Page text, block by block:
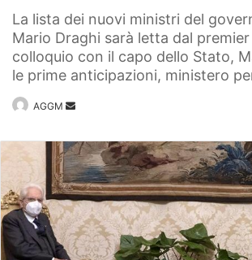
La lista dei nuovi ministri del
Mario Draghi sarà letta dal
colloquio con il capo dello Stato,
le prime anticipazioni, ministero
AGGM
Invia